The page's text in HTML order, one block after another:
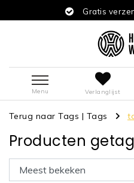
Gratis
Menu Verlanglijst
Terug naar Tags | Tags
Producten